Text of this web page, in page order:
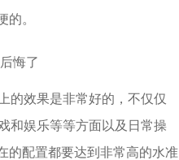
。
的效果是非常好的，不仅仅
和娱乐等等方面以及日常操
的配置都要达到非常高的水准